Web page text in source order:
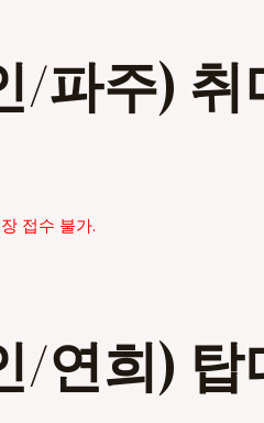
/파주) 취
접수 불가.
/연희) 탑